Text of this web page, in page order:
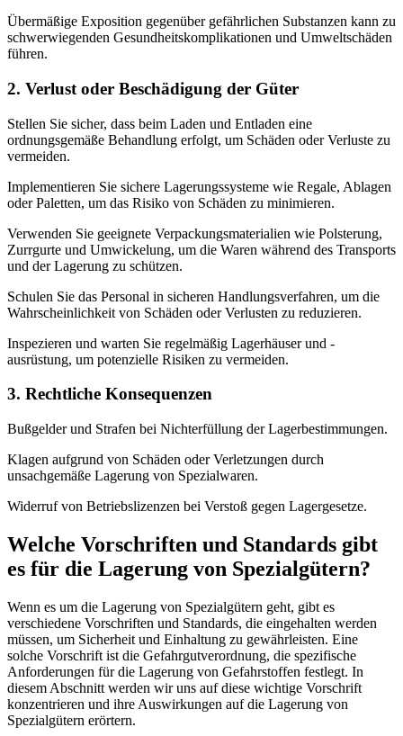
Übermäßige Exposition gegenüber gefährlichen Substanzen kann zu
schwerwiegenden Gesundheitskomplikationen und Umweltschäden
führen.
2. Verlust oder Beschädigung der Güter
Stellen Sie sicher, dass beim Laden und Entladen eine
ordnungsgemäße Behandlung erfolgt, um Schäden oder Verluste zu
vermeiden.
Implementieren Sie sichere Lagerungssysteme wie Regale, Ablagen
oder Paletten, um das Risiko von Schäden zu minimieren.
Verwenden Sie geeignete Verpackungsmaterialien wie Polsterung,
Zurrgurte und Umwickelung, um die Waren während des Transports
und der Lagerung zu schützen.
Schulen Sie das Personal in sicheren Handlungsverfahren, um die
Wahrscheinlichkeit von Schäden oder Verlusten zu reduzieren.
Inspezieren und warten Sie regelmäßig Lagerhäuser und -
ausrüstung, um potenzielle Risiken zu vermeiden.
3. Rechtliche Konsequenzen
Bußgelder und Strafen bei Nichterfüllung der Lagerbestimmungen.
Klagen aufgrund von Schäden oder Verletzungen durch
unsachgemäße Lagerung von Spezialwaren.
Widerruf von Betriebslizenzen bei Verstoß gegen Lagergesetze.
Welche Vorschriften und Standards gibt
es für die Lagerung von Spezialgütern?
Wenn es um die Lagerung von Spezialgütern geht, gibt es
verschiedene Vorschriften und Standards, die eingehalten werden
müssen, um Sicherheit und Einhaltung zu gewährleisten. Eine
solche Vorschrift ist die Gefahrgutverordnung, die spezifische
Anforderungen für die Lagerung von Gefahrstoffen festlegt. In
diesem Abschnitt werden wir uns auf diese wichtige Vorschrift
konzentrieren und ihre Auswirkungen auf die Lagerung von
Spezialgütern erörtern.